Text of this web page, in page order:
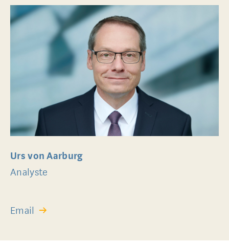
Urs von Aarburg
Analyste
Email